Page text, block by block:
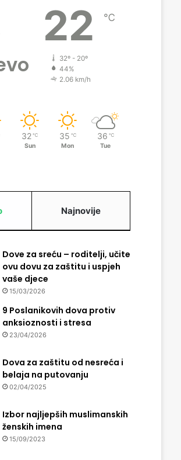
22 ℃
32º - 20º
44%
2.06 km/h
32 ℃
Sun
35 ℃
Mon
36 ℃
Tue
Najnovije
Dove za sreću – roditelji, učite
ovu dovu za zaštitu i uspjeh
vaše djece
15/03/2026
9 Poslanikovih dova protiv
anksioznosti i stresa
23/04/2026
Dova za zaštitu od nesreća i
belaja na putovanju
02/04/2025
Izbor najljepših muslimanskih
ženskih imena
15/09/2023